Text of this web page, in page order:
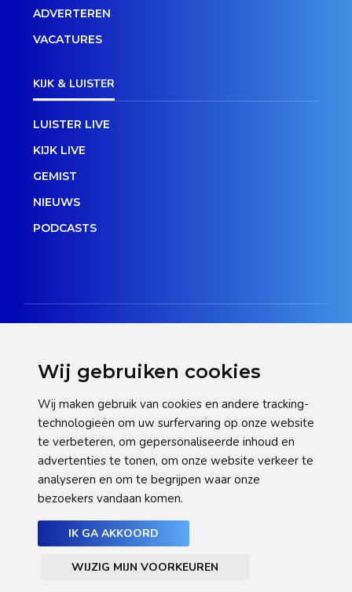
Wij gebruiken cookies
Wij maken gebruik van cookies en andere tracking-
technologieën om uw surfervaring op onze website
te verbeteren, om gepersonaliseerde inhoud en
advertenties te tonen, om onze website verkeer te
analyseren en om te begrijpen waar onze
bezoekers vandaan komen.
IK GA AKKOORD
WIJZIG MIJN VOORKEUREN
ADVERTEREN
VACATURES
KIJK & LUISTER
LUISTER LIVE
KIJK LIVE
GEMIST
NIEUWS
PODCASTS
Privacy verklaring
Cookie statement
Pas hier uw cookie-instellingen aan